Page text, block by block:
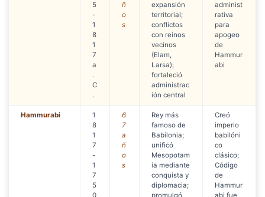
5
-
1
8
1
7
a
.
C
.
ñ
o
s
expansión
territorial;
conflictos
con reinos
vecinos
(Elam,
Larsa);
fortaleció
administrac
ión central
administ
rativa
para
apogeo
de
Hammur
abi
Hammurabi
1
8
1
7
-
1
7
5
6
7
a
ñ
o
s
Rey más
famoso de
Babilonia;
unificó
Mesopotam
ia mediante
conquista y
diplomacia;
Creó
imperio
babilóni
co
clásico;
Código
de
Hammur